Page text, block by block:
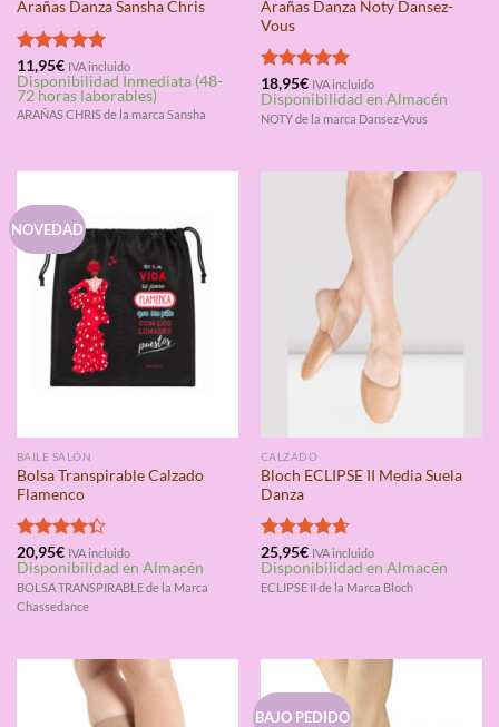
Arañas Danza Sansha Chris
Valorado
con5.00
de 5
11,95€ IVA incluido
Disponibilidad Inmediata (48-
72 horas laborables)
ARAÑAS CHRIS de la marca Sansha
Arañas Danza Noty Dansez-
Vous
Valorado
con5.00
de 5
18,95€ IVA incluido
Disponibilidad en Almacén
NOTY de la marca Dansez-Vous
NOVEDAD
BAILE SALÓN
Bolsa Transpirable Calzado
Flamenco
Valorado
con4.33
de 5
20,95€ IVA incluido
Disponibilidad en Almacén
BOLSA TRANSPIRABLE de la Marca
Chassedance
CALZADO
Bloch ECLIPSE II Media Suela
Danza
Valorado
con4.67
de 5
25,95€ IVA incluido
Disponibilidad en Almacén
ECLIPSE II de la Marca Bloch
BAJO PEDIDO